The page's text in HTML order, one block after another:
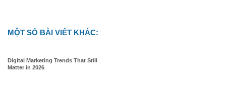
MỘT SỐ BÀI VIẾT KHÁC:
Digital Marketing Trends That Still
Matter in 2026